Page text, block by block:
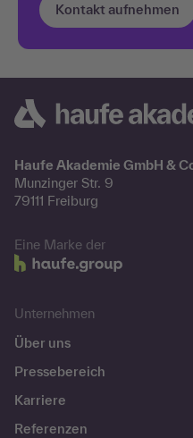
Kontakt aufnehmen
Haufe Akademie GmbH &
Munzinger Str. 9
79111 Freiburg
Eine Marke der
Unternehmen
Über uns
Pressebereich
Karriere
Referenzen